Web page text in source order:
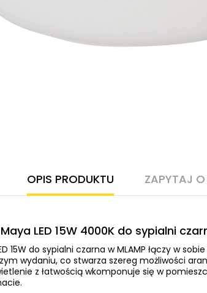
OPIS PRODUKTU ZAPYTAJ
LED 15W 4000K do sypialni
15W do sypialni czarna w MLAMP łączy w
wydaniu, co stwarza szereg możliwości
z łatwością wkomponuje się w